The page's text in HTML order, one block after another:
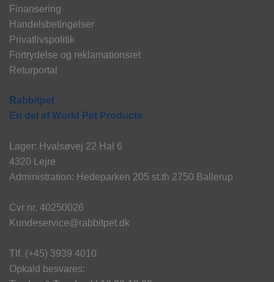
Finansering
Handelsbetingelser
Privatlivspolitik
Fortrydelse og reklamationsret
Returportal
Rabbitpet
En del af World Pet Products
Lager: Hvalsøvej 22 Hal 6
4320 Lejre
Administration: Hedeparken 205 st.th 2750 Ballerup
Cvr nr. 40250026
Kundeservice@rabbitpet.dk
Tlf. (+45) 3939 4010
Opkald besvares: